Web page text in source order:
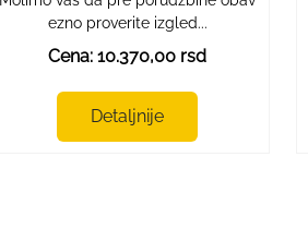
ezno proverite izgled...
Cena: 10.370,00 rsd
Detaljnije